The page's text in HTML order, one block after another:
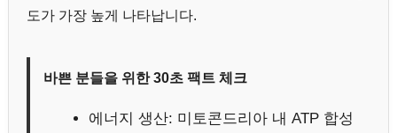
도가 가장 높게 나타납니다.
바쁜 분들을 위한 30초 팩트 체크
에너지 생산: 미토콘드리아 내 ATP 합성